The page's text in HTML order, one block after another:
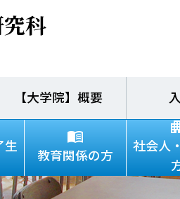
科
【大学院】概要
生
教育関係の方
社会人
the